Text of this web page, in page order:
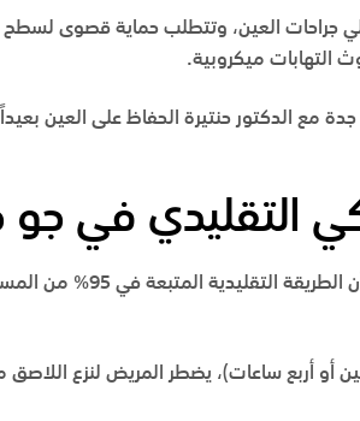
جراحات العين، وتتطلب حماية قصوى لسطح
التهابات ميكروبية.
في جدة مع الدكتور حنتيرة الحفاظ على العين
التقليدي في
أن الطريقة
أو أربع ساعات)، يضطر المريض لنزع اللاصق